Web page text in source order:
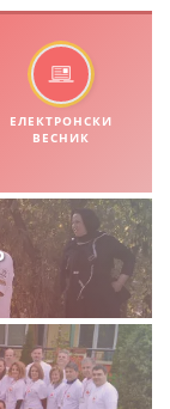
ЕЛЕКТРОНСКИ
ВЕСНИК